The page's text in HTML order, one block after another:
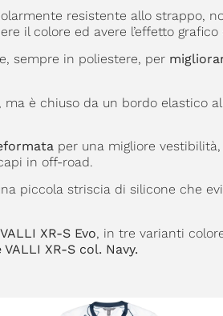
resistente allo strappo,
il colore ed avere l’effetto grafico
sempre in poliestere, per
è chiuso da un bordo elastico
per una migliore
in off-road.
piccola striscia di silicone che
VALLI XR-S Evo, in tre varianti
XR-S col. Navy.